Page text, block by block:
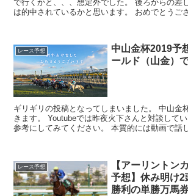
で行くかと、、、想定外でした。 後ろからの差し馬を予想された方
は的中されているかと思います。 おめでとうございま
レース予想
中山金杯2019予
ールド（山金）
ギリギリの投稿となってしまいました。 中山金
きます。 Youtubeでは昨夜火下さんと対談していますので、そちらも
参考にしてみてください。 本質的には動画で話している内容と同じ
レース予想
【アーリントン
予想】休み明け
勝利の単勝万馬